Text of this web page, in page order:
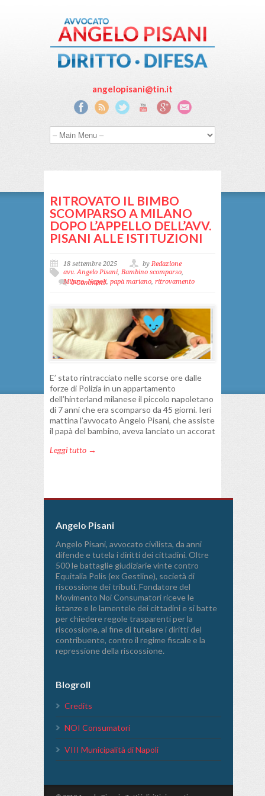
angelopisani@tin.it
RITROVATO IL BIMBO
SCOMPARSO A MILANO
DOPO L’APPELLO DELL’AVV.
PISANI ALLE ISTITUZIONI
18 settembre 2025 byRedazione
avv. Angelo Pisani, Bambino scomparso,
Milano,Napoli, papà mariano, ritrovamento
0 Comment
E’ stato rintracciato nelle scorse ore dalle
forze di Polizia in un appartamento
dell’hinterland milanese il piccolo napoletano
di 7 anni che era scomparso da 45 giorni. Ieri
mattina l’avvocato Angelo Pisani, che assiste
il papà del bambino, aveva lanciato un accorat
Leggi tutto →
Angelo Pisani
Angelo Pisani, avvocato civilista, da anni
difende e tutela i diritti dei cittadini. Oltre
500 le battaglie giudiziarie vinte contro
Equitalia Polis (ex Gestline), società di
riscossione dei tributi. Fondatore del
Movimento Noi Consumatori riceve le
istanze e le lamentele dei cittadini e si batte
per chiedere regole trasparenti per la
riscossione, al fine di tutelare i diritti del
contribuente, contro il regime fiscale e la
repressione della riscossione.
Blogroll
Credits
NOI Consumatori
VIII Municipalità di Napoli